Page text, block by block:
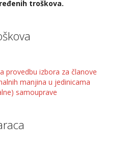
troškova.
provedbu izbora za članove
manjina u jedinicama
samouprave